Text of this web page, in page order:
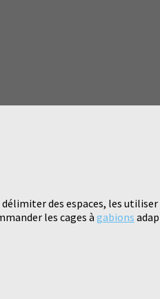
des espaces, les
les cages à gabions